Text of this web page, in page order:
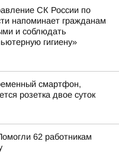
СК России по
напоминает гражданам
и соблюдать
гигиену»
смартфон,
розетка двое суток
62 работникам